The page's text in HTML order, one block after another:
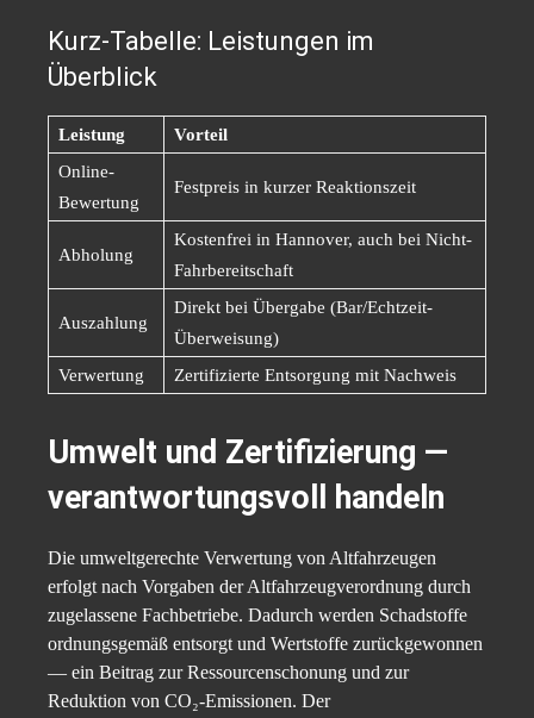
Kurz-Tabelle: Leistungen im
Überblick
Leistung
Vorteil
Online-
Bewertung
Festpreis in kurzer Reaktionszeit
Abholung
Kostenfrei in Hannover, auch bei Nicht-
Fahrbereitschaft
Auszahlung
Direkt bei Übergabe (Bar/Echtzeit-
Überweisung)
Verwertung
Zertifizierte Entsorgung mit Nachweis
Umwelt und Zertifizierung —
verantwortungsvoll handeln
Die umweltgerechte Verwertung von Altfahrzeugen
erfolgt nach Vorgaben der Altfahrzeugverordnung durch
zugelassene Fachbetriebe. Dadurch werden Schadstoffe
ordnungsgemäß entsorgt und Wertstoffe zurückgewonnen
— ein Beitrag zur Ressourcenschonung und zur
Reduktion von CO₂-Emissionen. Der